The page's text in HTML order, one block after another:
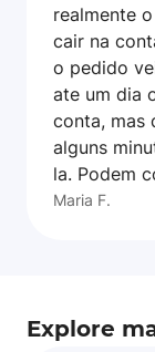
realmente
cair na
o pedido
ate um dia
conta, mas
alguns
la. Podem
Maria F.
Explore